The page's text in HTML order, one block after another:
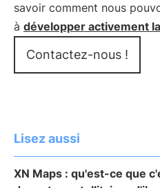
savoir comment nous
à développer activement
Contactez-nous !
Lisez aussi
XN Maps : qu'est-ce que